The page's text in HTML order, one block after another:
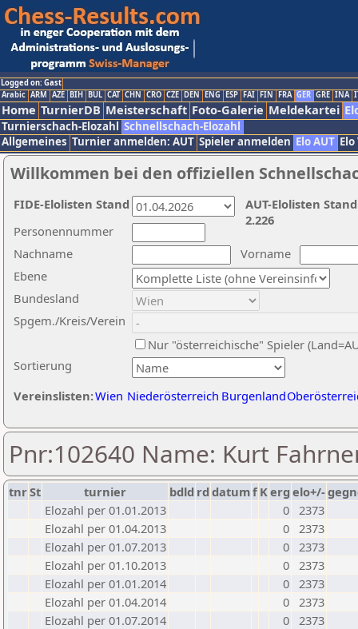
Logged on: Gast
Arabic ARM AZE BIH BUL CAT CHN CRO CZE DEN ENG ESP FAI FIN FRA GER GRE INA
Home TurnierDB Meisterschaft Foto-Galerie Meldekartei
Turnierschach-Elozahl Schnellschach-Elozahl
Allgemeines Turnier anmelden: AUT Spieler anmelden Elo AUT
Willkommen bei den offiziellen
Nachname
Vorname
Ebene
Sortierung
Personennummer
Bundesland
Spgem./Kreis/Verein
Nur "österreichische" Spieler
Vereinslisten:Wien Niederösterreich Burgenland
AUT-Elolisten
2.226
FIDE-Elolisten Stand
Pnr:102640 Name: Kurt
tnrSt turnier bdld rd datumf Kerg elo+/-
Elozahl per 01.01.2013
0 2373
Elozahl per 01.04.2013
0 2373
Elozahl per 01.07.2013
0 2373
Elozahl per 01.10.2013
0 2373
Elozahl per 01.01.2014
0 2373
Elozahl per 01.04.2014
0 2373
Elozahl per 01.07.2014
0 2373